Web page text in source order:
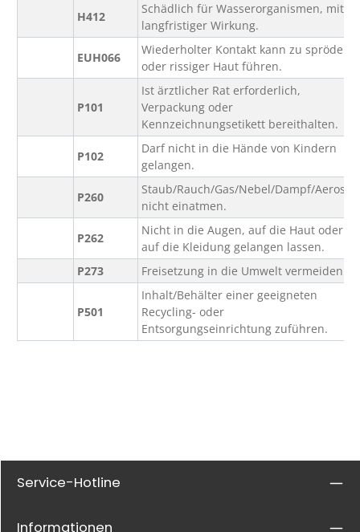
H412
Schädlich für Wasserorganismen, mit
langfristiger Wirkung.
EUH066
Wiederholter Kontakt kann zu spröder
oder rissiger Haut führen.
P101
Ist ärztlicher Rat erforderlich,
Verpackung oder
Kennzeichnungsetikett bereithalten.
P102
Darf nicht in die Hände von Kindern
gelangen.
P260
Staub/Rauch/Gas/Nebel/Dampf/Aerosol
nicht einatmen.
P262
Nicht in die Augen, auf die Haut oder
auf die Kleidung gelangen lassen.
P273
Freisetzung in die Umwelt vermeiden.
P501
Inhalt/Behälter einer geeigneten
Recycling- oder
Entsorgungseinrichtung zuführen.
Service-Hotline
Informationen